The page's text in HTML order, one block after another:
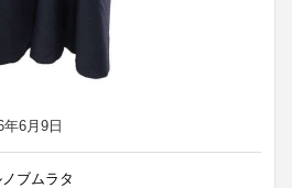
年6月9日
ブムラタ